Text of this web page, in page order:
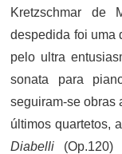
Kretzschmar de
despedida foi uma
pelo ultra
sonata para
seguiram-se obras
últimos quartetos,
Diabelli